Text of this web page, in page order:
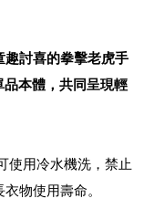
趣討喜的拳擊老虎手
本體，共同呈現輕
使用冷水機洗，禁止
物使用壽命。